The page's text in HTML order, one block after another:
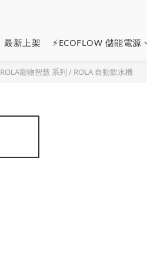
最新上架 ⚡ECOFLOW 儲能電源
ROLA寵物智慧 系列 / ROLA 自動飲水機